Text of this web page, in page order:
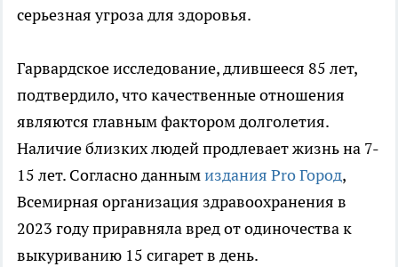
серьезная угроза для здоровья.
Гарвардское исследование, длившееся 85 лет,
подтвердило, что качественные отношения
являются главным фактором долголетия.
Наличие близких людей продлевает жизнь на 7-
15 лет. Согласно даннымиздания Pro Город,
Всемирная организация здравоохранения в
2023 году приравняла вред от одиночества к
выкуриванию 15 сигарет в день.